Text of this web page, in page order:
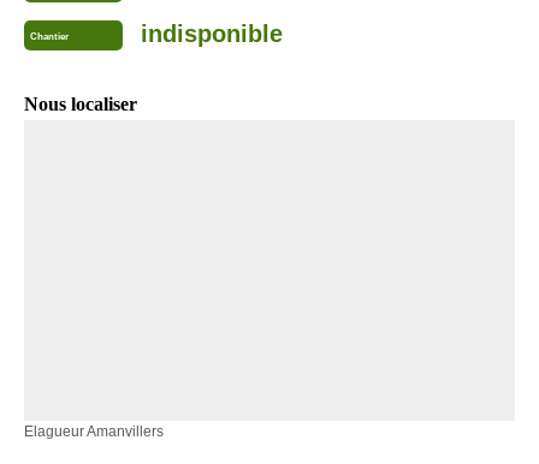
Chantier indisponible
Nous localiser
Elagueur Amanvillers